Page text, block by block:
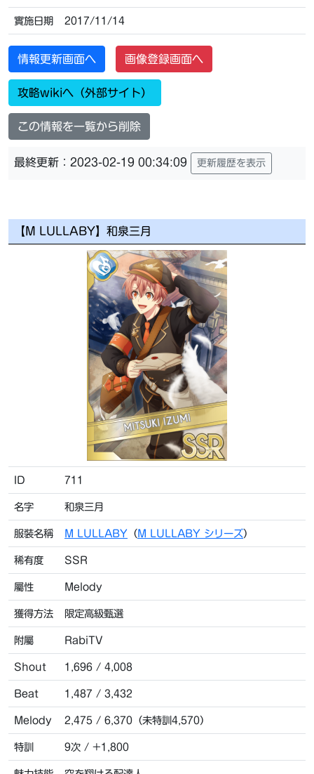
實施日期 2017/11/14
情報更新画面へ 画像登録画面へ
攻略wikiへ（外部サイト）
この情報を一覧から削除
最終更新：2023-02-19 00:34:09 更新履歴を表示
【M LULLABY】和泉三月
ID 711
名字 和泉三月
服裝名稱 M LULLABY （ M LULLABY シリーズ）
稀有度 SSR
屬性 Melody
獲得方法 限定高級甄選
附屬 RabiTV
Shout 1,696 / 4,008
Beat 1,487 / 3,432
Melody 2,475 / 6,370（未特訓4,570）
特訓 9次 / +1,800